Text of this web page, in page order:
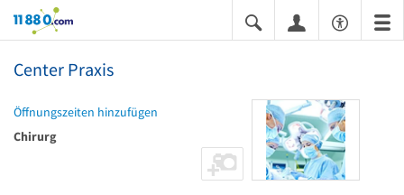
11880.com
Center Praxis
Öffnungszeiten hinzufügen
Chirurg